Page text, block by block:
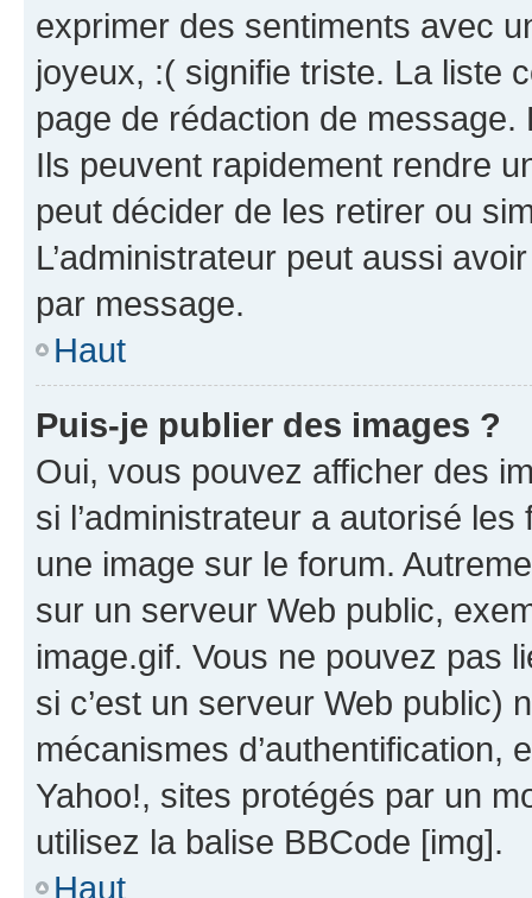
exprimer des sentiments avec
joyeux, :( signifie triste. La liste
page de rédaction de
Ils peuvent rapidement rendre
peut décider de les retirer ou
L’administrateur peut aussi
par message.
Haut
Puis-je publier des images ?
Oui, vous pouvez afficher des
si l’administrateur a autorisé
une image sur le forum.
sur un serveur Web public,
image.gif. Vous ne pouvez pas
si c’est un serveur Web public)
mécanismes d’authentification,
Yahoo!, sites protégés par un
utilisez la balise BBCode [img].
Haut